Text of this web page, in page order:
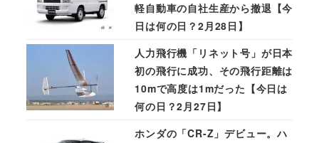
軽自動車の自社生産から撤退【今
日は何の日？2月28日】
人力飛行機「リネット号」が日本
初の飛行に成功、その飛行距離は
10mで高度は1mだった【今日は
何の日？2月27日】
ホンダの「CR-Z」デビュー。ハ